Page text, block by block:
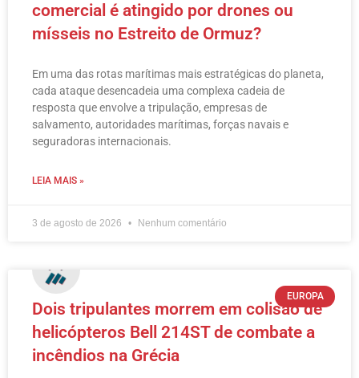
comercial é atingido por drones ou
mísseis no Estreito de Ormuz?
Em uma das rotas marítimas mais estratégicas do planeta,
cada ataque desencadeia uma complexa cadeia de
resposta que envolve a tripulação, empresas de
salvamento, autoridades marítimas, forças navais e
seguradoras internacionais.
LEIA MAIS »
3 de agosto de 2026 Nenhum comentário
EUROPA
Dois tripulantes morrem em colisão de
helicópteros Bell 214ST de combate a
incêndios na Grécia